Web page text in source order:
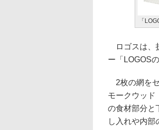
「
ロゴスは、
ー「LOGOS
2枚の網をセ
モークウッド
の食材部分と
し入れや内部